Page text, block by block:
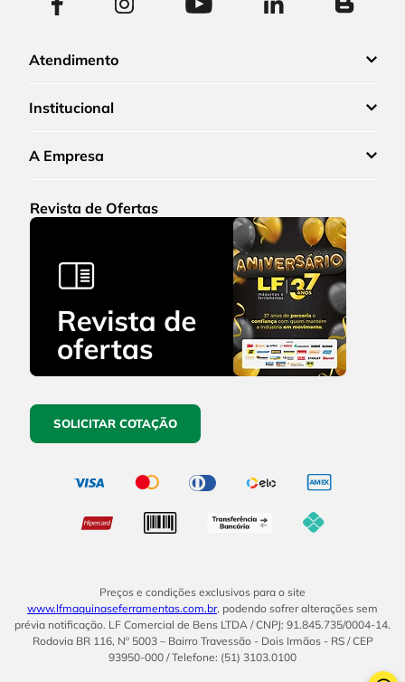
Atendimento
Institucional
A Empresa
Revista de Ofertas
SOLICITAR COTAÇÃO
Preços e condições exclusivos para o site
www.lfmaquinaseferramentas.com.br, podendo sofrer alterações sem
prévia notificação. LF Comercial de Bens LTDA / CNPJ: 91.845.735/0004-14.
Rodovia BR 116, Nº 5003 – Bairro Travessão - Dois Irmãos - RS / CEP
93950-000 / Telefone: (51) 3103.0100